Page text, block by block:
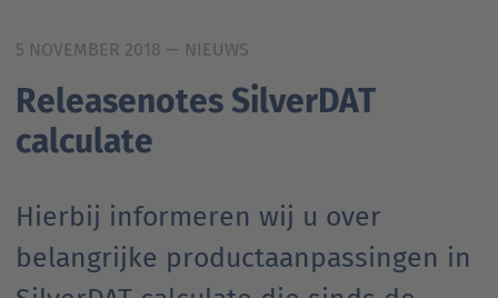
5 NOVEMBER 2018 — NIEUWS
Releasenotes SilverDAT
calculate
Hierbij informeren wij u over
belangrijke productaanpassingen in